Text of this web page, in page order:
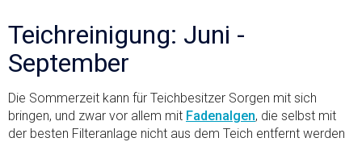
Teichreinigung: Juni -
September
Die Sommerzeit kann für Teichbesitzer Sorgen mit sich
bringen, und zwar vor allem mit Fadenalgen, die selbst mit
der besten Filteranlage nicht aus dem Teich entfernt werden